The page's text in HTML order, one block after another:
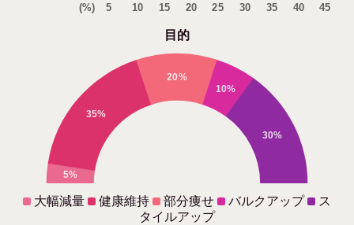
(%) 5 10 15 20 25 30 35 40 45
目的
5%
35%
20%
10%
30%
大幅減量 健康維持 部分痩せ バルクアップ
ス
タイルアップ